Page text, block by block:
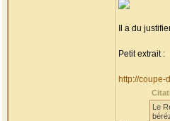
Il a du
Petit extrait :
http://
Le